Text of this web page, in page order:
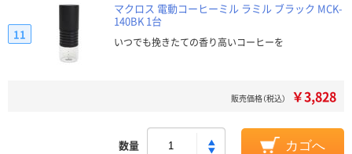
マクロス 電動コーヒーミル ラミル ブラック MCK-
140BK 1台
いつでも挽きたての香り高いコーヒーを
11
販売価格（税込） ￥3,828
数量 カゴへ